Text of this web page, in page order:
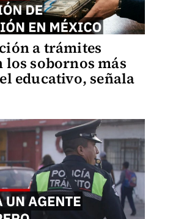
a trámites
sobornos más
educativo, señala